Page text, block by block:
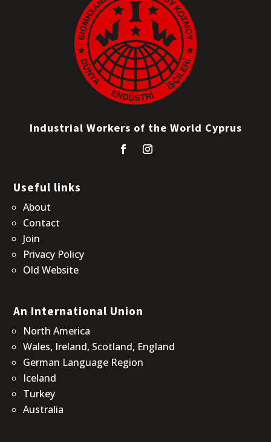
Industrial Workers of the World Cyprus
Useful links
About
Contact
Join
Privacy Policy
Old Website
An International Union
North America
Wales, Ireland, Scotland, England
German Language Region
Iceland
Turkey
Australia